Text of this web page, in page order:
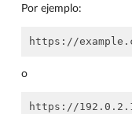
Por ejemplo:
o